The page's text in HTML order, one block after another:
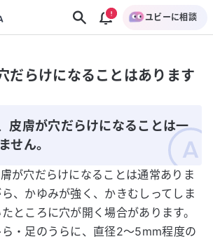
ユビーに相談
だらけになることはあります
皮膚が穴だらけになることは一
せん。
が穴だらけになることは通常ありま
、かゆみが強く、かきむしってしま
ところに穴が開く場合があります。
・足のうらに、直径2～5mm程度の